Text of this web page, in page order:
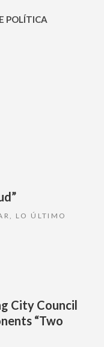
POLÍTICA
LO ÚLTIMO
City Council
“Two